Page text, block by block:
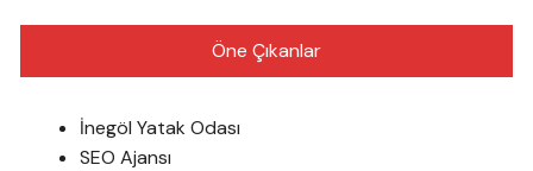
Öne Çıkanlar
İnegöl Yatak Odası
SEO Ajansı